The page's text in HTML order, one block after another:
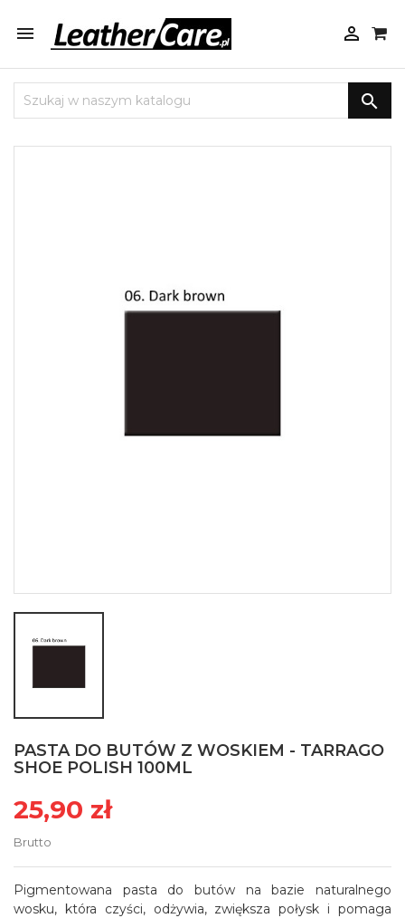
 

PASTA DO BUTÓW Z WOSKIEM - TARRAGO
SHOE POLISH 100ML
25,90 zł
Brutto
Pigmentowana pasta do butów na bazie naturalnego
wosku, która czyści, odżywia, zwiększa połysk i pomaga